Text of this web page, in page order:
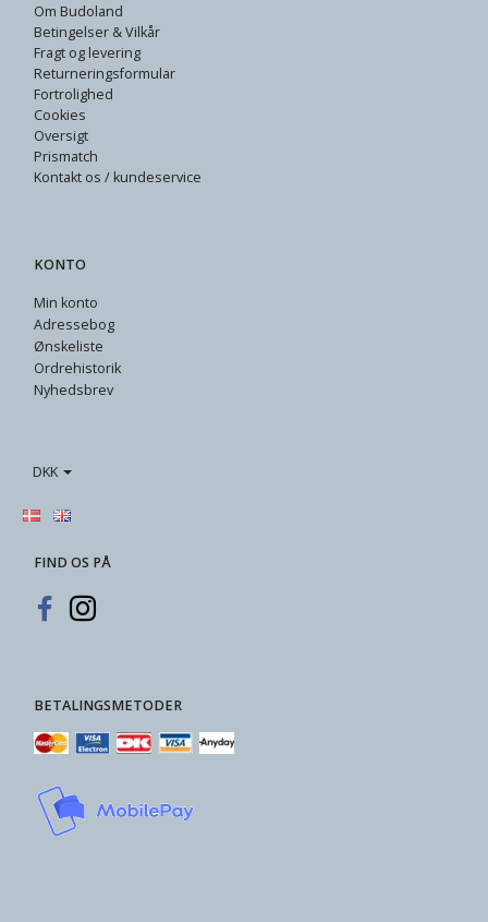
Om Budoland
Betingelser & Vilkår
Fragt og levering
Returneringsformular
Fortrolighed
Cookies
Oversigt
Prismatch
Kontakt os / kundeservice
KONTO
Min konto
Adressebog
Ønskeliste
Ordrehistorik
Nyhedsbrev
DKK
FIND OS PÅ
BETALINGSMETODER